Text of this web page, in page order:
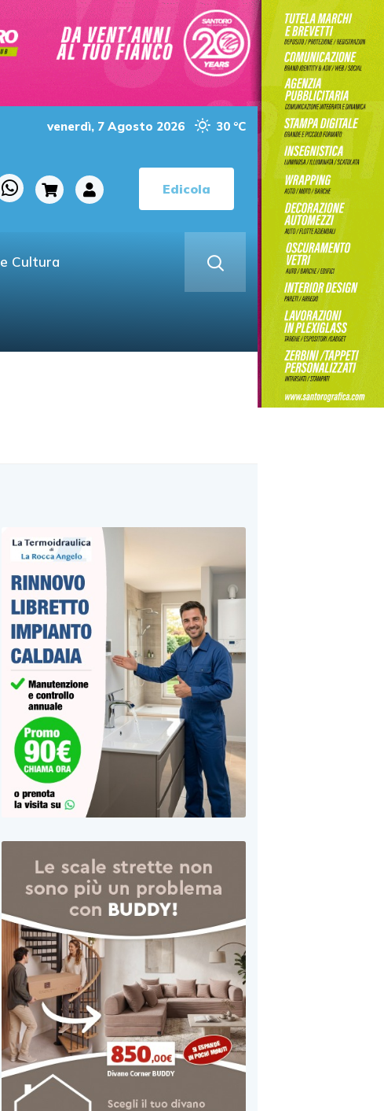
venerdì, 7 Agosto 2026 30 °C
Edicola
Cultura